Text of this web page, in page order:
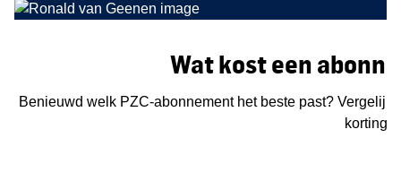
Wat kost een
Benieuwd welk PZC-abonnement het beste past?